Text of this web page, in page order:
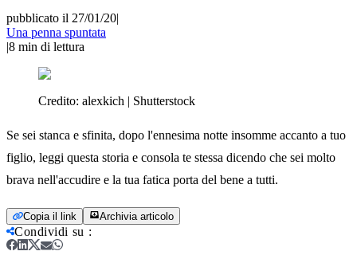
pubblicato il 27/01/20|
Una penna spuntata
|8 min di lettura
Credito: alexkich | Shutterstock
Se sei stanca e sfinita, dopo l'ennesima notte insomme accanto a tuo
figlio, leggi questa storia e consola te stessa dicendo che sei molto
brava nell'accudire e la tua fatica porta del bene a tutti.
Copia il link Archivia articolo
Condividi su :